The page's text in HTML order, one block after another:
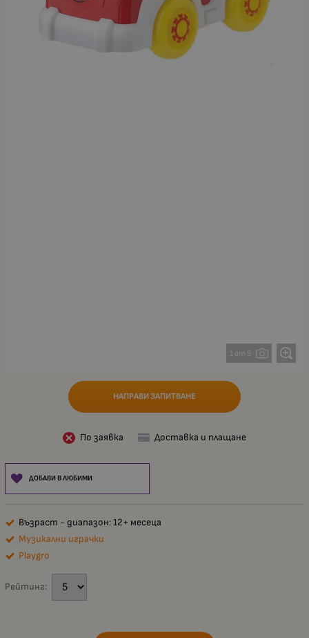
1 от 5
НАПРАВИ ЗАПИТВАНЕ
По заявка Доставка и плащане
ДОБАВИ В ЛЮБИМИ
Възраст - диапазон: 12+ месеца
Музикални играчки
Playgro
Рейтинг: